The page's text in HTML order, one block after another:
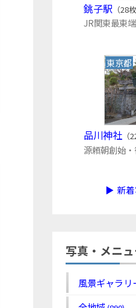
銚子駅（28枚
JR関東最東
東京都
品川神社（
源頼朝創始
▶ 新着
写真・メニ
風景ギャラリ